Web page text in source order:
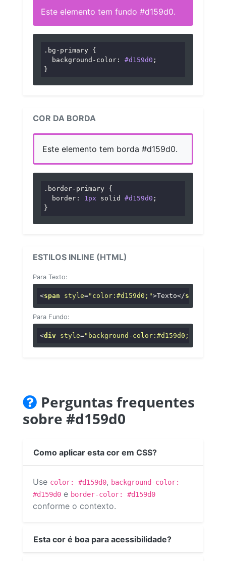
Este elemento tem fundo #d159d0.
.bg-primary {
background-color : #d159d0 ;
}
COR DA BORDA
Este elemento tem borda #d159d0.
.border-primary {
border : 1px solid #d159d0 ;
}
ESTILOS INLINE (HTML)
Para Texto:
<span style="color:#d159d0;">Texto</span
Para Fundo:
<div style="background-color:#d159d0;"
Perguntas frequentes
sobre #d159d0
Como aplicar esta cor em CSS?
Use color: #d159d0, background-color:
#d159d0 e border-color: #d159d0
conforme o contexto.
Esta cor é boa para acessibilidade?